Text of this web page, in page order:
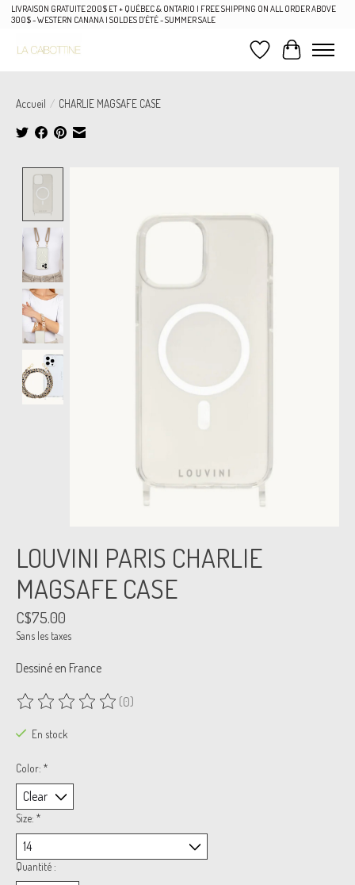
LIVRAISON GRATUITE 200$ ET + QUÉBEC & ONTARIO | FREE SHIPPING ON ALL ORDER ABOVE
300$ - WESTERN CANANA | SOLDES D'ÉTÉ - SUMMER SALE
Liste de souhaits
Panier
Accueil / CHARLIE MAGSAFE CASE
LOUVINI PARIS CHARLIE
MAGSAFE CASE
C$75.00
Sans les taxes
Dessiné en France
Ce produit est évalué à0
(0)
En stock
Color: *
Size: *
Quantité :